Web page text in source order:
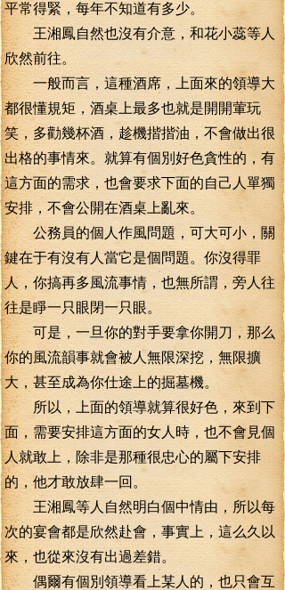
平常得緊，每年不知道有多少。
王湘鳳自然也沒有介意，和花小蕊等人
欣然前往。
一般而言，這種酒席，上面來的領導大
都很懂規矩，酒桌上最多也就是開開葷玩
笑，多勸幾杯酒，趁機揩揩油，不會做出很
出格的事情來。就算有個別好色貪性的，有
這方面的需求，也會要求下面的自己人單獨
安排，不會公開在酒桌上亂來。
公務員的個人作風問題，可大可小，關
鍵在于有沒有人當它是個問題。你沒得罪
人，你搞再多風流事情，也無所謂，旁人往
往是睜一只眼閉一只眼。
可是，一旦你的對手要拿你開刀，那么
你的風流韻事就會被人無限深挖，無限擴
大，甚至成為你仕途上的掘墓機。
所以，上面的領導就算很好色，來到下
面，需要安排這方面的女人時，也不會見個
人就敢上，除非是那種很忠心的屬下安排
的，他才敢放肆一回。
王湘鳳等人自然明白個中情由，所以每
次的宴會都是欣然赴會，事實上，這么久以
來，也從來沒有出過差錯。
偶爾有個別領導看上某人的，也只會互